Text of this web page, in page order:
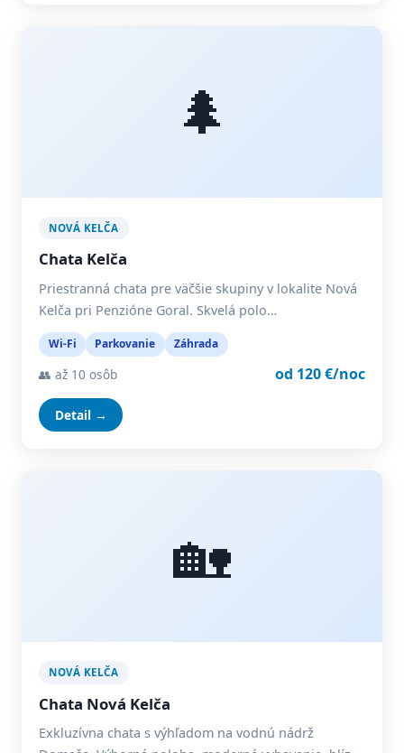
🌲
NOVÁ KELČA
Chata Kelča
Priestranná chata pre väčšie skupiny v lokalite Nová
Kelča pri Penzióne Goral. Skvelá polo…
Wi-Fi Parkovanie Záhrada
👥 až 10 osôb od 120 €/noc
Detail →
🏡
NOVÁ KELČA
Chata Nová Kelča
Exkluzívna chata s výhľadom na vodnú nádrž